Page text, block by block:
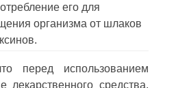
его для
организма от шлаков
перед использованием
лекарственного средства,